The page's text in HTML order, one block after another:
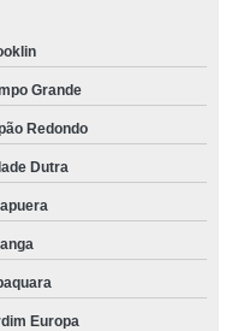
Grande
Redondo
Dutra
Europa